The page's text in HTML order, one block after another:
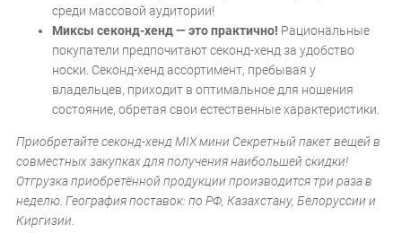
среди массовой аудитории!
Миксы секонд-хенд — это практично! Рациональные
покупатели предпочитают секонд-хенд за удобство
носки. Секонд-хенд ассортимент, пребывая у
владельцев, приходит в оптимальное для ношения
состояние, обретая свои естественные характеристики.
Приобретайте секонд-хенд MIX мини Секретный пакет вещей в
совместных закупках для получения наибольшей скидки!
Отгрузка приобретённой продукции производится три раза в
неделю. География поставок: по РФ, Казахстану, Белоруссии и
Киргизии.